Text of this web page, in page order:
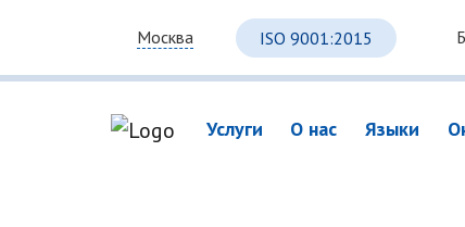
Москва ISO 9001:2015
Услуги О нас Языки